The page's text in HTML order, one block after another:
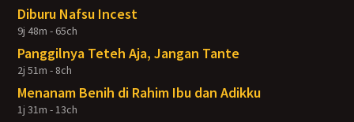
Diburu Nafsu Incest
9j 48m - 65ch
Panggilnya Teteh Aja, Jangan Tante
2j 51m - 8ch
Menanam Benih di Rahim Ibu dan Adikku
1j 31m - 13ch